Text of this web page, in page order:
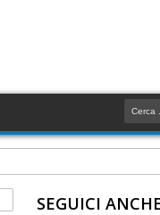
SEGUICI